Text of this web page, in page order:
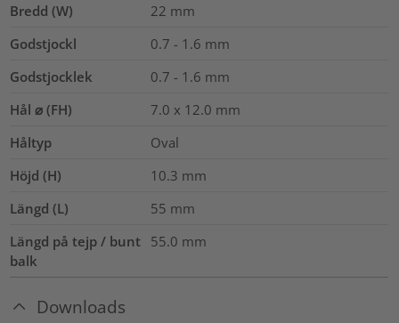
Bredd (W) 22 mm
Godstjockl
0.7 - 1.6 mm
Godstjocklek
0.7 - 1.6 mm
Hål ⌀ (FH)
7.0 x 12.0 mm
Håltyp
Oval
Höjd (H)
10.3 mm
Längd (L)
55 mm
Längd på tejp / bunt
balk
55.0 mm
Downloads